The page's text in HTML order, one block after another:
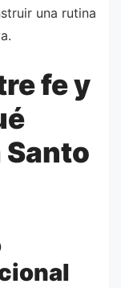
una rutina
fe y
Santo